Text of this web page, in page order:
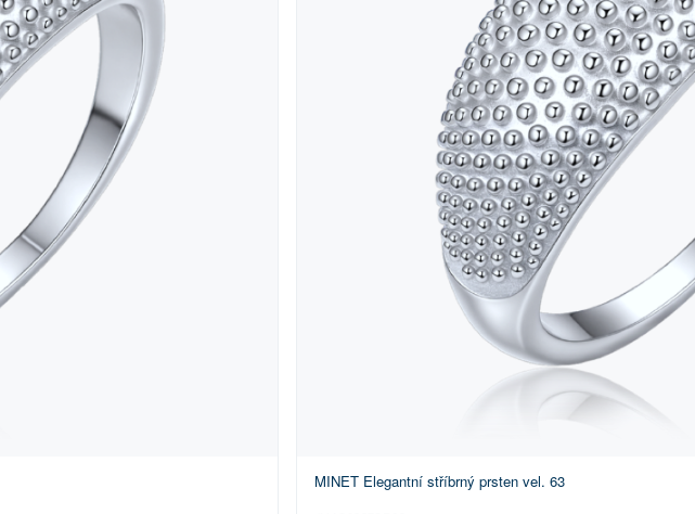
MINET Elegantní stříbrný prsten vel. 63